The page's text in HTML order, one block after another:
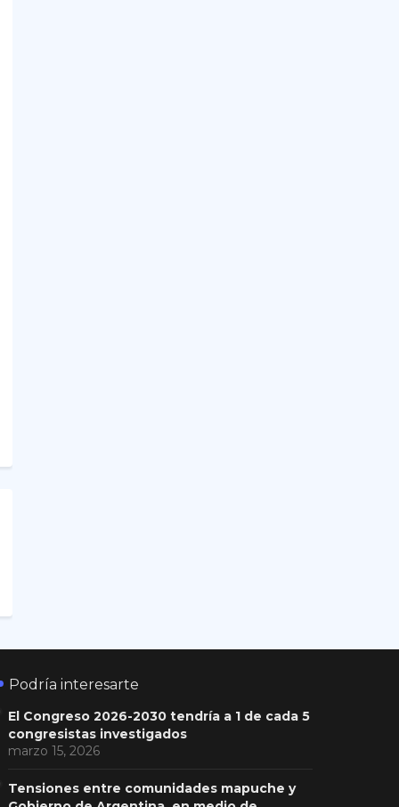
Podría interesarte
El Congreso 2026-2030 tendría a 1 de cada 5
congresistas investigados
marzo 15, 2026
Tensiones entre comunidades mapuche y